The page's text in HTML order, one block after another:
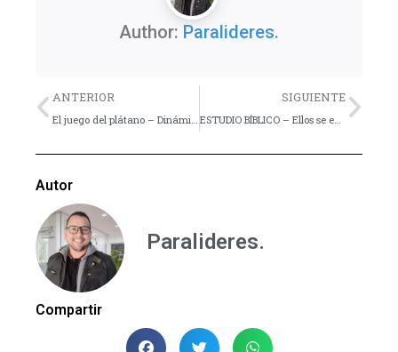
Author: Paralideres.
Previo
ANTERIOR SIGUIENTE
ESTUDIO BÍBLICO – Ellos se encontraron con Jesús – Lección 27
Autor
Paralideres.
Compartir